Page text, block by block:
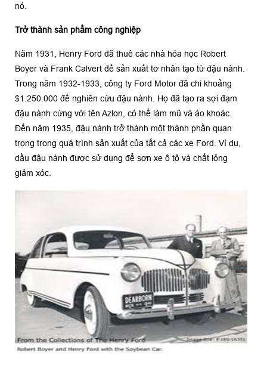
nó.
Trở thành sản phẩm công nghiệp
Năm 1931, Henry Ford đã thuê các nhà hóa học Robert
Boyer và Frank Calvert để sản xuất tơ nhân tạo từ đậu nành.
Trong năm 1932-1933, công ty Ford Motor đã chi khoảng
$1.250.000 để nghiên cứu đậu nành. Họ đã tạo ra sợi đạm
đậu nành cứng với tên Azlon, có thể làm mũ và áo khoác.
Đến năm 1935, đậu nành trở thành một thành phần quan
trọng trong quá trình sản xuất của tất cả các xe Ford. Ví dụ,
dầu đậu nành được sử dụng để sơn xe ô tô và chất lỏng
giảm xóc.